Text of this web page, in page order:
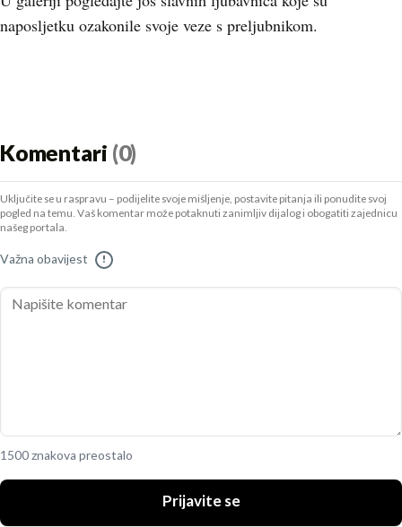
naposljetku ozakonile svoje veze s preljubnikom.
Komentari (0)
Uključite se u raspravu – podijelite svoje mišljenje, postavite pitanja ili ponudite svoj
pogled na temu. Vaš komentar može potaknuti zanimljiv dijalog i obogatiti zajednicu
našeg portala.
Važna obavijest !
1500 znakova preostalo
Prijavite se